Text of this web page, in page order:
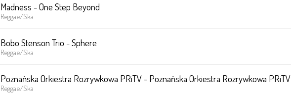
Madness - One Step Beyond
Reggae/Ska
Bobo Stenson Trio - Sphere
Reggae/Ska
Poznańska Orkiestra Rozrywkowa PRiTV - Poznańska Orkiestra Rozrywkowa PRiTV
Reggae/Ska